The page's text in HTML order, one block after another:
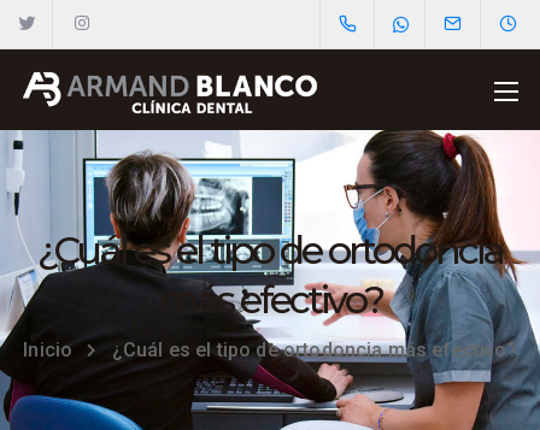
¿Cuál es el tipo de ortodoncia
más efectivo?
Inicio ¿Cuál es el tipo de ortodoncia más efectivo?